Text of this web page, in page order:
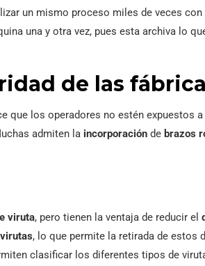
un mismo proceso miles de veces
una y otra vez, pues esta archiva lo
de las
que los operadores no estén expuestos a
admiten la incorporación de brazos
viruta, pero tienen la ventaja de reducir el
virutas, lo que permite la retirada de estos
clasificar los diferentes tipos de